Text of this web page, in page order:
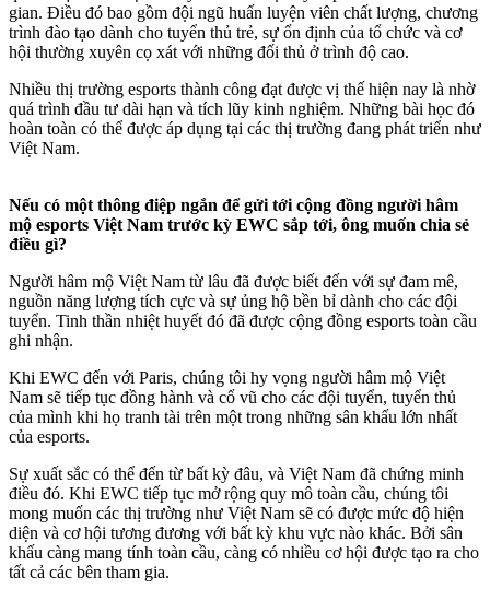
gian. Điều đó bao gồm đội ngũ huấn luyện viên chất lượng, chương
trình đào tạo dành cho tuyển thủ trẻ, sự ổn định của tổ chức và cơ
hội thường xuyên cọ xát với những đối thủ ở trình độ cao.
Nhiều thị trường esports thành công đạt được vị thế hiện nay là nhờ
quá trình đầu tư dài hạn và tích lũy kinh nghiệm. Những bài học đó
hoàn toàn có thể được áp dụng tại các thị trường đang phát triển như
Việt Nam.
Nếu có một thông điệp ngắn để gửi tới cộng đồng người hâm
mộ esports Việt Nam trước kỳ EWC sắp tới, ông muốn chia sẻ
điều gì?
Người hâm mộ Việt Nam từ lâu đã được biết đến với sự đam mê,
nguồn năng lượng tích cực và sự ủng hộ bền bỉ dành cho các đội
tuyển. Tinh thần nhiệt huyết đó đã được cộng đồng esports toàn cầu
ghi nhận.
Khi EWC đến với Paris, chúng tôi hy vọng người hâm mộ Việt
Nam sẽ tiếp tục đồng hành và cổ vũ cho các đội tuyển, tuyển thủ
của mình khi họ tranh tài trên một trong những sân khấu lớn nhất
của esports.
Sự xuất sắc có thể đến từ bất kỳ đâu, và Việt Nam đã chứng minh
điều đó. Khi EWC tiếp tục mở rộng quy mô toàn cầu, chúng tôi
mong muốn các thị trường như Việt Nam sẽ có được mức độ hiện
diện và cơ hội tương đương với bất kỳ khu vực nào khác. Bởi sân
khấu càng mang tính toàn cầu, càng có nhiều cơ hội được tạo ra cho
tất cả các bên tham gia.